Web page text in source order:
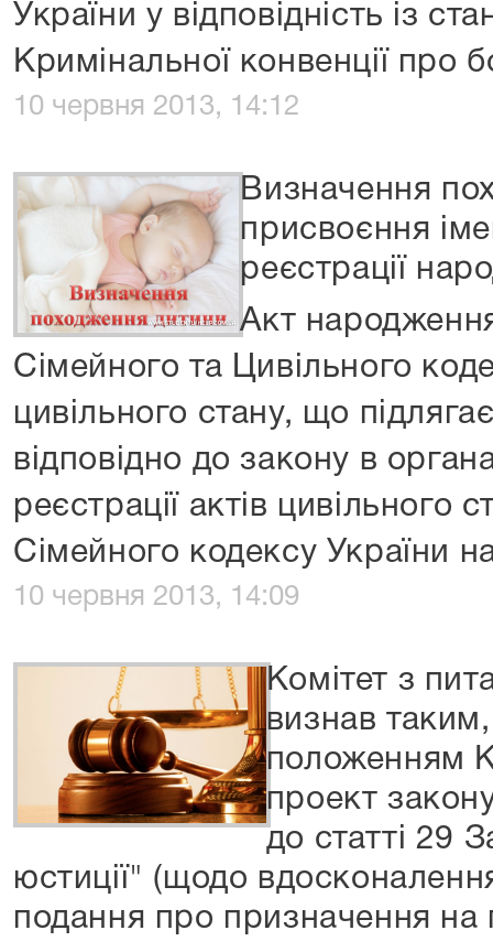
України у відповідність із
Кримінальної конвенції про
10 червня 2013, 14:12
Визначення
присвоєння
реєстрації
Акт
Сімейного та Цивільного
цивільного стану, що
відповідно до закону в
реєстрації актів цивільного
Сімейного кодексу України
10 червня 2013, 14:09
Комітет з
визнав
положенням
проект
до статті 29
юстиції" (щодо
подання про призначення на